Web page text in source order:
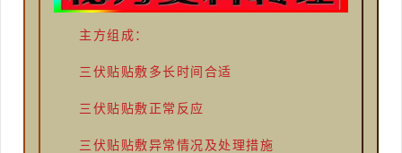
主方组成：
三伏贴贴敷多长时间合适
三伏贴贴敷正常反应
三伏贴贴敷异常情况及处理措施